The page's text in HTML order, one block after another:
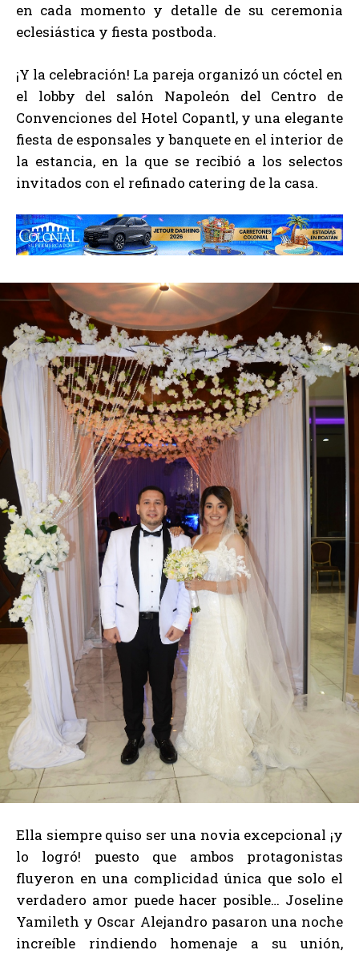
en cada momento y detalle de su ceremonia
eclesiástica y fiesta postboda.
¡Y la celebración! La pareja organizó un cóctel en
el lobby del salón Napoleón del Centro de
Convenciones del Hotel Copantl, y una elegante
fiesta de esponsales y banquete en el interior de
la estancia, en la que se recibió a los selectos
invitados con el refinado catering de la casa.
Ella siempre quiso ser una novia excepcional ¡y
lo logró! puesto que ambos protagonistas
fluyeron en una complicidad única que solo el
verdadero amor puede hacer posible… Joseline
Yamileth y Oscar Alejandro pasaron una noche
increíble rindiendo homenaje a su unión,